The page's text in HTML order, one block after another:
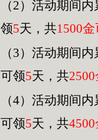
（2）活动期间
领5天，共1500金
（3）活动期间
可领5天，共2500
（4）活动期间
可领5天，共4500